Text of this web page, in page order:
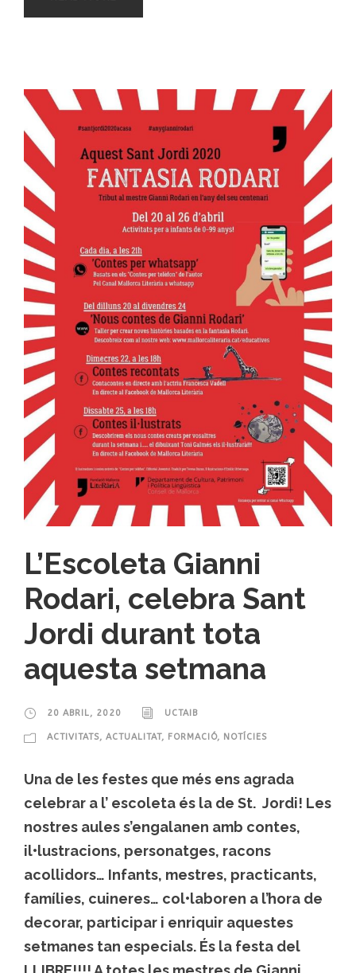
L’Escoleta Gianni
Rodari, celebra Sant
Jordi durant tota
aquesta setmana
20 ABRIL, 2020 UCTAIB
ACTIVITATS, ACTUALITAT, FORMACIÓ, NOTÍCIES
Una de les festes que més ens agrada
celebrar a l’ escoleta és la de St. Jordi! Les
nostres aules s’engalanen amb contes,
il•lustracions, personatges, racons
acollidors… Infants, mestres, practicants,
famílies, cuineres… col•laboren a l’hora de
decorar, participar i enriquir aquestes
setmanes tan especials. És la festa del